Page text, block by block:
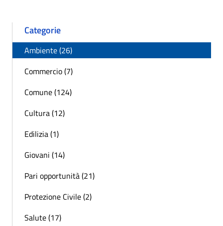
Categorie
Ambiente (26)
Commercio (7)
Comune (124)
Cultura (12)
Edilizia (1)
Giovani (14)
Pari opportunità (21)
Protezione Civile (2)
Salute (17)